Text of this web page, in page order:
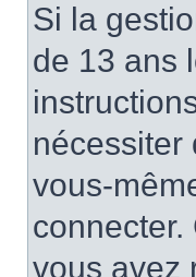
Si la
de 13 ans
nécessiter
vous-
connecter.
vous avez